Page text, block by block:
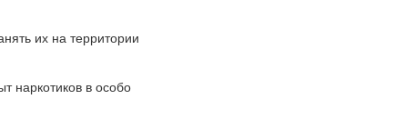
их на территории
наркотиков в особо